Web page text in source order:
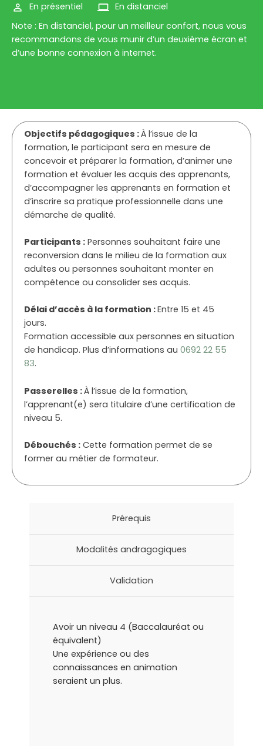
En présentiel
En distanciel
Note : En distanciel, pour un meilleur confort, nous vous
recommandons de vous munir d’un deuxième écran et
d’une bonne connexion à internet.
Objectifs pédagogiques :À l’issue de la
formation, le participant sera en mesure de
concevoir et préparer la formation, d’animer une
formation et évaluer les acquis des apprenants,
d’accompagner les apprenants en formation et
d’inscrire sa pratique professionnelle dans une
démarche de qualité.
Participants : Personnes souhaitant faire une
reconversion dans le milieu de la formation aux
adultes ou personnes souhaitant monter en
compétence ou consolider ses acquis.
Délai d’accès à la formation :Entre 15 et 45
jours.
Formation accessible aux personnes en situation
de handicap. Plus d’informations au 0692 22 55
83.
Passerelles :À l’issue de la formation,
l’apprenant(e) sera titulaire d’une certification de
niveau 5.
Débouchés : Cette formation permet de se
former au métier de formateur.
Prérequis
Modalités andragogiques
Validation
Avoir un niveau 4 (Baccalauréat ou
équivalent)
Une expérience ou des
connaissances en animation
seraient un plus.